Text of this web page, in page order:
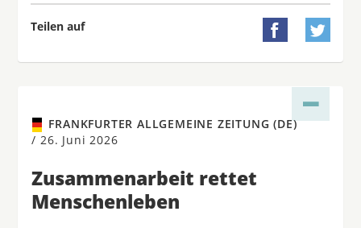
Teilen auf  
FRANKFURTER ALLGEMEINE ZEITUNG (DE)
/ 26. Juni 2026
Zusammenarbeit rettet
Menschenleben